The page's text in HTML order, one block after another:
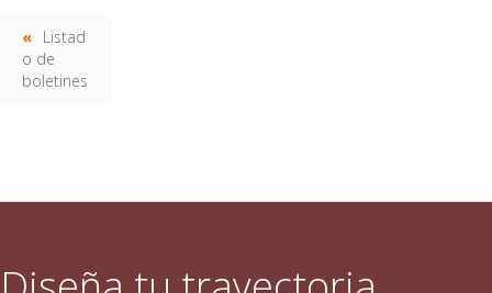
Listad
o de
boletines